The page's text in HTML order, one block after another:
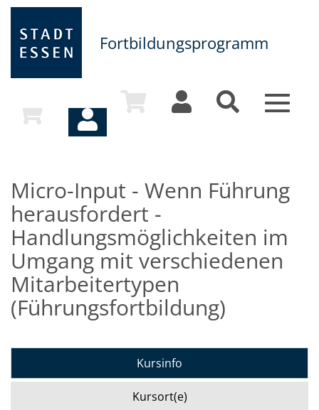
Fortbildungsprogramm
Toggle
Micro-Input - Wenn Führung
herausfordert -
Handlungsmöglichkeiten im
Umgang mit verschiedenen
Mitarbeitertypen
(Führungsfortbildung)
Kursinfo
Kursort(e)